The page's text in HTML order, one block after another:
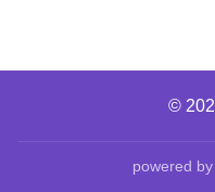
©
powered by